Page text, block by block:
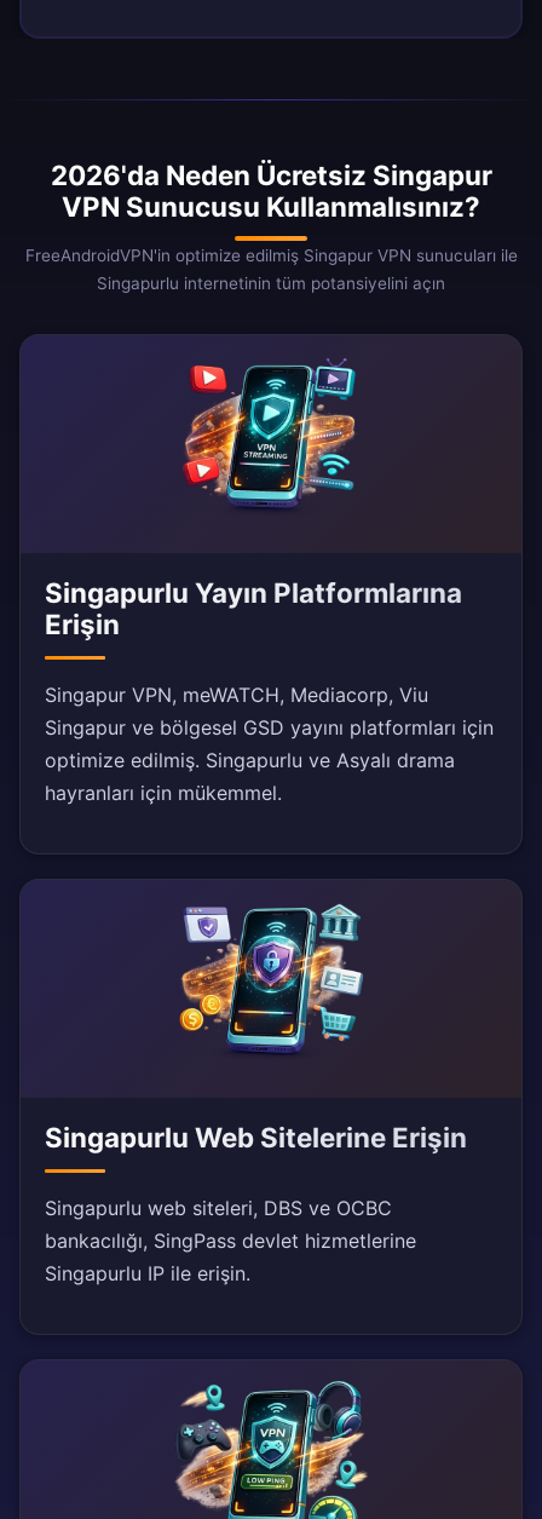
2026'da Neden Ücretsiz Singapur
VPN Sunucusu Kullanmalısınız?
FreeAndroidVPN'in optimize edilmiş Singapur VPN sunucuları ile
Singapurlu internetinin tüm potansiyelini açın
Singapurlu Yayın Platformlarına
Erişin
Singapur VPN, meWATCH, Mediacorp, Viu
Singapur ve bölgesel GSD yayını platformları için
optimize edilmiş. Singapurlu ve Asyalı drama
hayranları için mükemmel.
Singapurlu Web Sitelerine Erişin
Singapurlu web siteleri, DBS ve OCBC
bankacılığı, SingPass devlet hizmetlerine
Singapurlu IP ile erişin.